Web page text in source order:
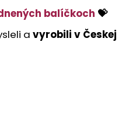
balíčkoch 💝
a vyrobili v Českej